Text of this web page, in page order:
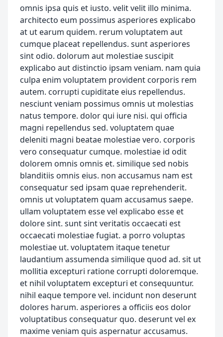
omnis ipsa quis et iusto. velit velit illo minima.
architecto eum possimus asperiores explicabo
at ut earum quidem. rerum voluptatem aut
cumque placeat repellendus. sunt asperiores
sint odio. dolorum aut molestiae suscipit
explicabo aut distinctio ipsam veniam. nam quia
culpa enim voluptatem provident corporis rem
autem. corrupti cupiditate eius repellendus.
nesciunt veniam possimus omnis ut molestias
natus tempore. dolor qui iure nisi. qui officia
magni repellendus sed. voluptatem quae
deleniti magni beatae molestiae vero. corporis
vero consequatur cumque. molestiae id odit
dolorem omnis omnis et. similique sed nobis
blanditiis omnis eius. non accusamus nam est
consequatur sed ipsam quae reprehenderit.
omnis ut voluptatem quam accusamus saepe.
ullam voluptatem esse vel explicabo esse et
dolore sint. sunt sint veritatis occaecati est
occaecati molestiae fugiat. a porro voluptas
molestiae ut. voluptatem itaque tenetur
laudantium assumenda similique quod ad. sit ut
mollitia excepturi ratione corrupti doloremque.
et nihil voluptatem excepturi et consequuntur.
nihil eaque tempore vel. incidunt non deserunt
dolores harum. asperiores a officiis eos dolor
voluptatibus consequatur quo. deserunt vel ex
maxime veniam quis aspernatur accusamus.